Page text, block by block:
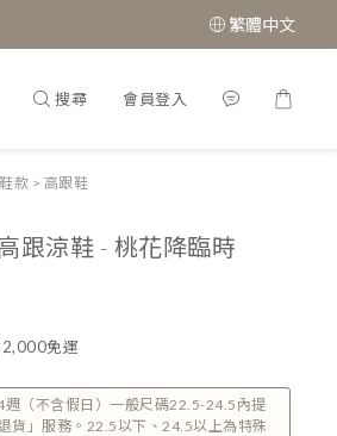
繁體中文
搜尋 會員登入
鞋款 > 高跟鞋
跟涼鞋 - 桃花降臨時
免運
（不含假日）一般尺碼22.5-24.5內提
貨」服務。22.5以下、24.5以上為特殊